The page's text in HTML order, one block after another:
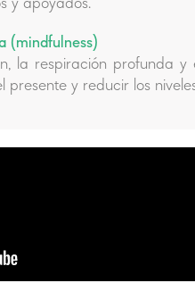
(mindfulness)
la respiración profunda y
y reducir los